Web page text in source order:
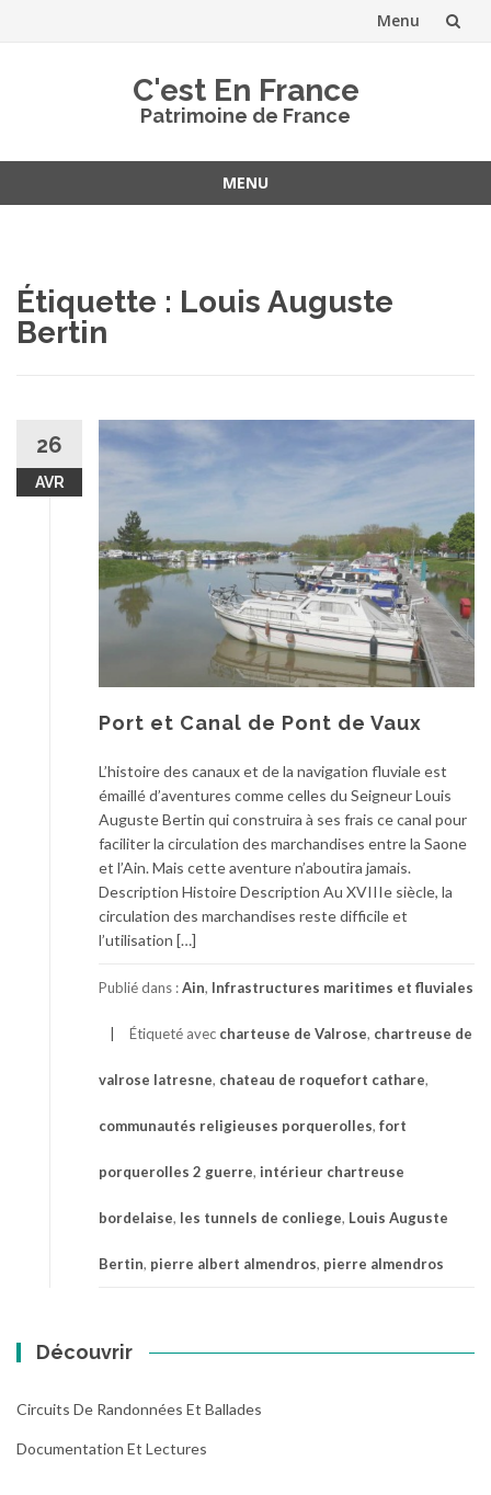
Menu
C'est En France
Patrimoine de France
MENU
Étiquette : Louis Auguste
Bertin
26
AVR
Port et Canal de Pont de Vaux
L’histoire des canaux et de la navigation fluviale est
émaillé d’aventures comme celles du Seigneur Louis
Auguste Bertin qui construira à ses frais ce canal pour
faciliter la circulation des marchandises entre la Saone
et l’Ain. Mais cette aventure n’aboutira jamais.
Description Histoire Description Au XVIIIe siècle, la
circulation des marchandises reste difficile et
l’utilisation […]
Publié dans :Ain, Infrastructures maritimes et fluviales
Étiqueté avec charteuse de Valrose, chartreuse de
valrose latresne, chateau de roquefort cathare,
communautés religieuses porquerolles, fort
porquerolles 2 guerre, intérieur chartreuse
bordelaise, les tunnels de conliege, Louis Auguste
Bertin, pierre albert almendros, pierre almendros
Découvrir
Circuits De Randonnées Et Ballades
Documentation Et Lectures